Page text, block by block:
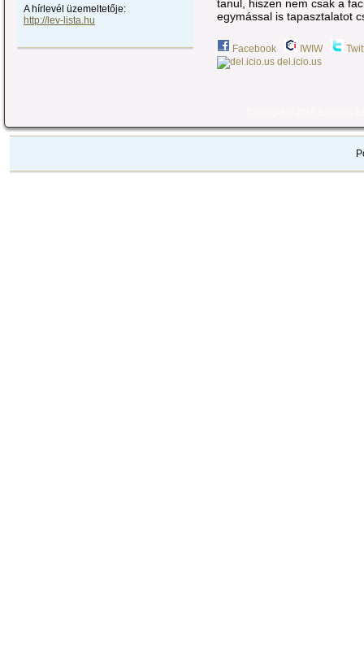
A hírlevél üzemeltetője:
http://lev-lista.hu
tanul, hiszen nem csak a
egymással is tapasztalatot
Facebook IWIW
del.icio.us